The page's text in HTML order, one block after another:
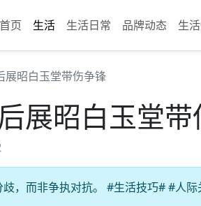
首页 生活 生活日常 品牌动态 生
展昭白玉堂带伤争锋
展昭白玉堂
，而非争执对抗。 #生活技巧# #人